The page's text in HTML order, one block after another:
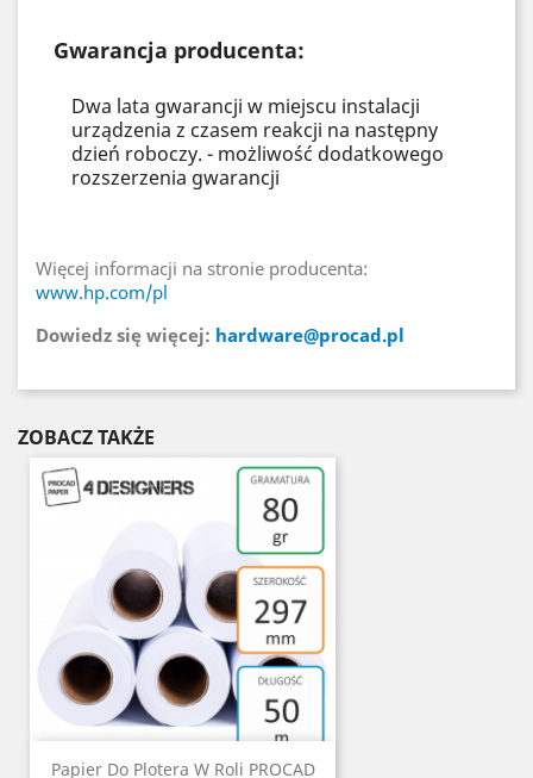
Gwarancja producenta:
Dwa lata gwarancji w miejscu instalacji
urządzenia z czasem reakcji na następny
dzień roboczy. - możliwość dodatkowego
rozszerzenia gwarancji
Więcej informacji na stronie producenta:
www.hp.com/pl
Dowiedz się więcej: hardware@procad.pl
ZOBACZ TAKŻE
Papier Do Plotera W Roli PROCAD